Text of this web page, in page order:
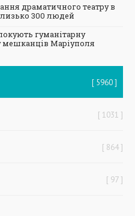
драматичного театру в
300 людей
гуманітарну
мешканців Маріуполя
5960
1031
864
97